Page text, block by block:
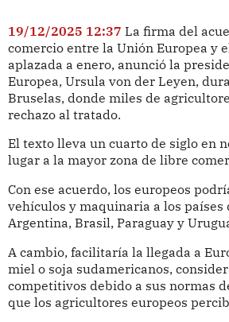
19/12/2025 12:37 La firma del
comercio entre la Unión Europea y
aplazada a enero, anunció la
Europea, Ursula von der Leyen,
Bruselas, donde miles de
rechazo al tratado.
El texto lleva un cuarto de siglo en
lugar a la mayor zona de libre
Con ese acuerdo, los europeos
vehículos y maquinaria a los países
Argentina, Brasil, Paraguay y
A cambio, facilitaría la llegada a
miel o soja sudamericanos,
competitivos debido a sus normas
que los agricultores europeos